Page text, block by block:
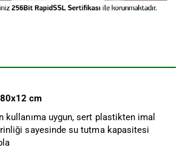
cm
kullanıma uygun, sert plastikten imal
sayesinde su tutma kapasitesi